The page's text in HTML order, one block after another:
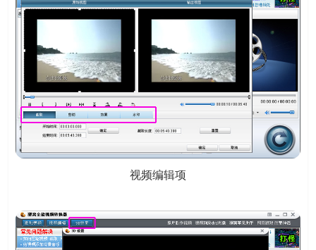
视频编辑项